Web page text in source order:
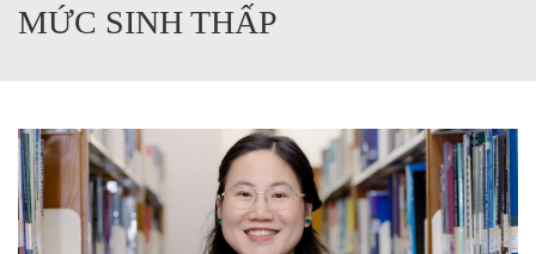
MỨC SINH THẤP